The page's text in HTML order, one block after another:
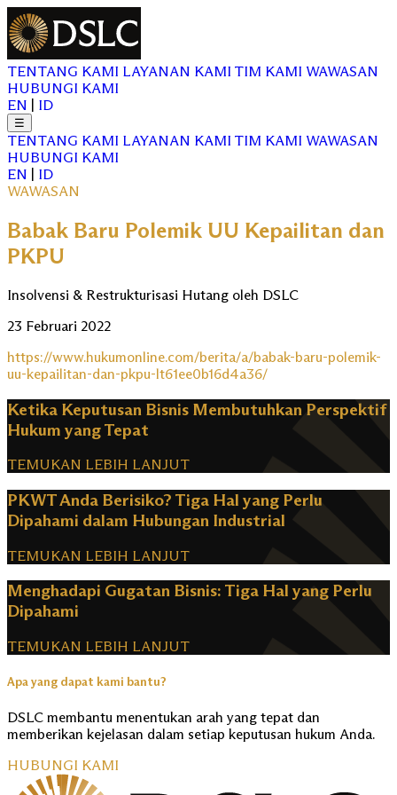
TENTANG KAMI LAYANAN KAMI TIM KAMI WAWASAN
HUBUNGI KAMI
EN
ID
☰
TENTANG KAMI LAYANAN KAMI TIM KAMI WAWASAN
HUBUNGI KAMI
EN
ID
WAWASAN
Babak Baru Polemik UU Kepailitan dan
PKPU
Insolvensi & Restrukturisasi Hutang oleh DSLC
23 Februari 2022
https://www.hukumonline.com/berita/a/babak-baru-polemik-
uu-kepailitan-dan-pkpu-lt61ee0b16d4a36/
Ketika Keputusan Bisnis Membutuhkan Perspektif
Hukum yang Tepat
TEMUKAN LEBIH LANJUT
PKWT Anda Berisiko? Tiga Hal yang Perlu
Dipahami dalam Hubungan Industrial
TEMUKAN LEBIH LANJUT
Menghadapi Gugatan Bisnis: Tiga Hal yang Perlu
Dipahami
TEMUKAN LEBIH LANJUT
Apa yang dapat kami bantu?
DSLC membantu menentukan arah yang tepat dan
memberikan kejelasan dalam setiap keputusan hukum Anda.
HUBUNGI KAMI